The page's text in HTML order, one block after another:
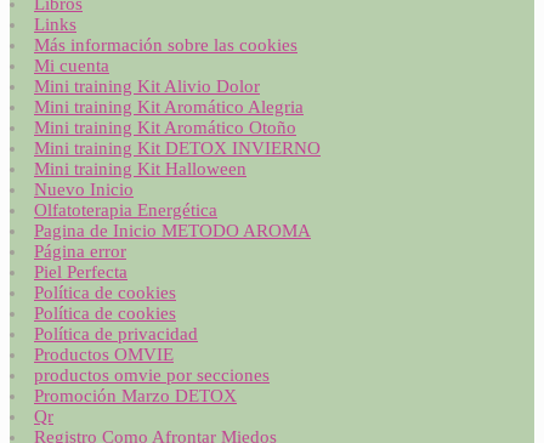
Links
Más información sobre las cookies
Mi cuenta
Mini training Kit Alivio Dolor
Mini training Kit Aromático Alegria
Mini training Kit Aromático Otoño
Mini training Kit DETOX INVIERNO
Mini training Kit Halloween
Nuevo Inicio
Olfatoterapia Energética
Pagina de Inicio METODO AROMA
Página error
Piel Perfecta
Política de cookies
Política de cookies
Política de privacidad
Productos OMVIE
productos omvie por secciones
Promoción Marzo DETOX
Qr
Registro Como Afrontar Miedos